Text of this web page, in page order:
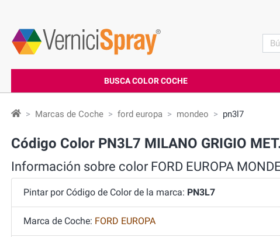
BUSCA COLOR COCHE
Marcas de Coche ford europa mondeo pn3l7
Código Color PN3L7 MILANO GRIGIO
Información sobre color FORD EUROPA
Pintar por Código de Color de la marca: PN3L7
Marca de Coche: FORD EUROPA